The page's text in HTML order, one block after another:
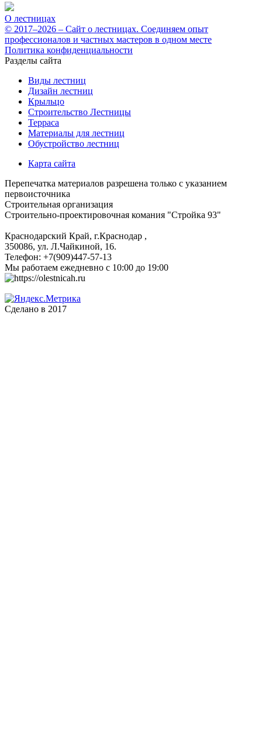
О лестницах
© 2017–2026 – Сайт о лестницах. Соединяем опыт
профессионалов и частных мастеров в одном месте
Политика конфиденциальности
Разделы сайта
Виды лестниц
Дизайн лестниц
Крыльцо
Строительство Лестницы
Терраса
Материалы для лестниц
Обустройство лестниц
Карта сайта
Перепечатка материалов разрешена только с указанием
первоисточника
Строительная организация
Строительно-проектировочная комания "Стройка 93"
Краснодарский Край, г.Краснодар ,
350086, ул. Л.Чайкиной, 16.
Телефон: +7(909)447-57-13
Мы работаем ежедневно с 10:00 до 19:00
Сделано в 2017